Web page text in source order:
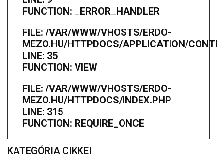
FUNCTION: _ERROR_HANDLER
FILE: /VAR/WWW/VHOSTS/ERDO-
MEZO.HU/HTTPDOCS/APPLICATION/
LINE: 35
FUNCTION: VIEW
FILE: /VAR/WWW/VHOSTS/ERDO-
MEZO.HU/HTTPDOCS/INDEX.PHP
LINE: 315
FUNCTION: REQUIRE_ONCE
KATEGÓRIA CIKKEI